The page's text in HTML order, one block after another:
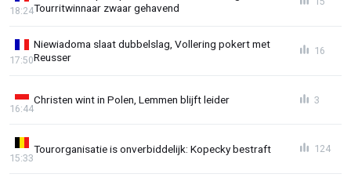
Tourritwinnaar zwaar gehavend
18:24
Niewiadoma slaat dubbelslag, Vollering pokert met
Reusser
17:50
16
Christen wint in Polen, Lemmen blijft leider
16:44
3
Tourorganisatie is onverbiddelijk: Kopecky bestraft
15:33
124